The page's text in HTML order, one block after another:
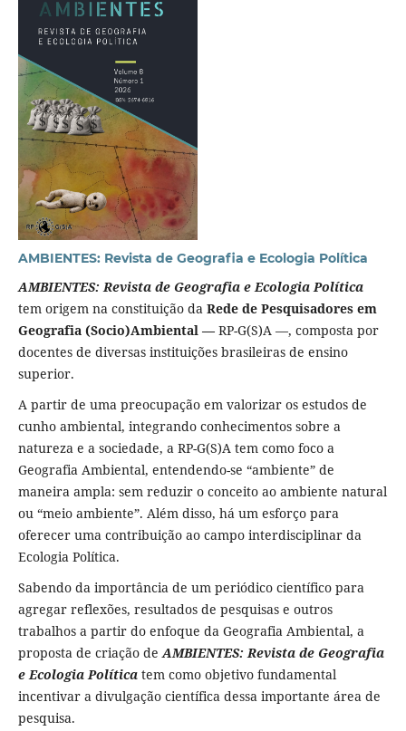
AMBIENTES: Revista de Geografia e Ecologia Política
AMBIENTES: Revista de Geografia e Ecologia Política
tem origem na constituição da Rede de Pesquisadores em
Geografia (Socio)Ambiental — RP-G(S)A —, composta por
docentes de diversas instituições brasileiras de ensino
superior.
A partir de uma preocupação em valorizar os estudos de
cunho ambiental, integrando conhecimentos sobre a
natureza e a sociedade, a RP-G(S)A tem como foco a
Geografia Ambiental, entendendo-se “ambiente” de
maneira ampla: sem reduzir o conceito ao ambiente natural
ou “meio ambiente”. Além disso, há um esforço para
oferecer uma contribuição ao campo interdisciplinar da
Ecologia Política.
Sabendo da importância de um periódico científico para
agregar reflexões, resultados de pesquisas e outros
trabalhos a partir do enfoque da Geografia Ambiental, a
proposta de criação de AMBIENTES: Revista de Geografia
e Ecologia Políticatem como objetivo fundamental
incentivar a divulgação científica dessa importante área de
pesquisa.